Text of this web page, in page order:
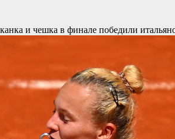
и чешка в финале победили